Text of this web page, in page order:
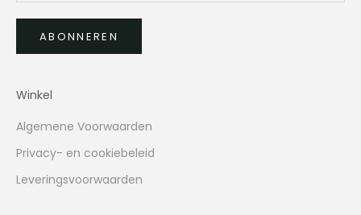
ABONNEREN
Winkel
Algemene Voorwaarden
Privacy- en cookiebeleid
Leveringsvoorwaarden